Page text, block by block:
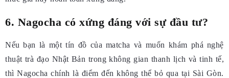
6. Nagocha có xứng đáng với sự đầu tư?
Nếu bạn là một tín đồ của matcha và muốn khám phá nghệ
thuật trà đạo Nhật Bản trong không gian thanh lịch và tinh tế,
thì Nagocha chính là điểm đến không thể bỏ qua tại Sài Gòn.